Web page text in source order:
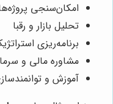
امکان‌سنجی
تحلیل بازار و رقبا
برنامه‌ریزی
مشاوره مالی و
آموزش و